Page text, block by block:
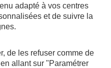
perçue chaque
la catégorie des
des
en vigueur au jour
adapté à vos centres
et de suivre la
de les refuser comme de
allant sur "Paramétrer